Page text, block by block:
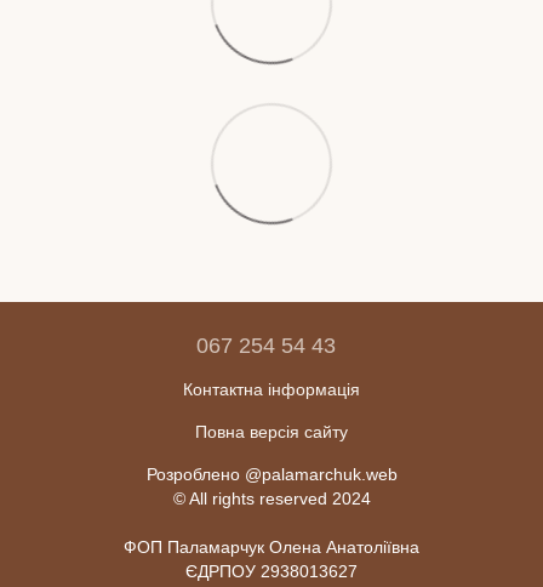
067 254 54 43
Контактна інформація
Повна версія сайту
Розроблено @palamarchuk.web
© All rights reserved 2024
ФОП Паламарчук Олена Анатоліївна
ЄДРПОУ 2938013627